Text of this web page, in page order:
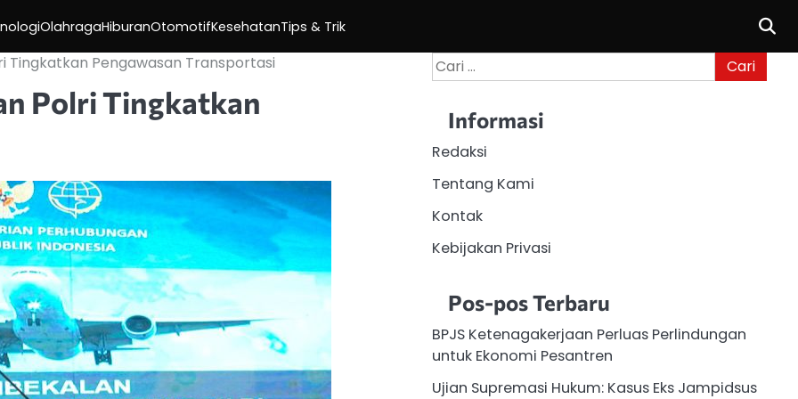
OlahragaHiburanOtomotifKesehatanTips & Trik
Tingkatkan Pengawasan Transportasi
Polri Tingkatkan
Cari
untuk:
Informasi
Redaksi
Tentang Kami
Kontak
Kebijakan Privasi
Pos-pos Terbaru
BPJS Ketenagakerjaan Perluas Perlindungan
untuk Ekonomi Pesantren
Ujian Supremasi Hukum: Kasus Eks Jampidsus